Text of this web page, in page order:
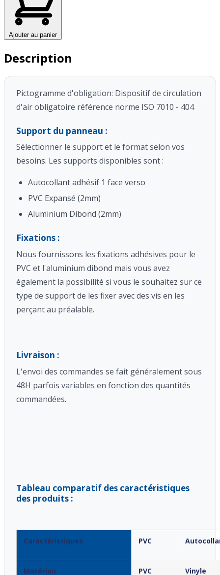
Ajouter au panier
Description
Pictogramme d'obligation: Dispositif de circulation
d'air obligatoire référence norme ISO 7010 - 404
Support du panneau :
Sélectionner le support et le format selon vos
besoins. Les supports disponibles sont :
Autocollant adhésif 1 face verso
PVC Expansé (2mm)
Aluminium Dibond (2mm)
Fixations :
Nous fournissons les fixations adhésives pour le
PVC et l'aluminium dibond mais vous avez
également la possibilité si vous le souhaitez sur ce
type de support de les fixer avec des vis en les
perçant au préalable.
Livraison :
L'envoi des commandes se fait généralement sous
48H parfois variables en fonction des quantités
commandées.
Tableau comparatif des caractéristiques
des produits :
Caractéristiques PVC
Matériau PVC Vinyle